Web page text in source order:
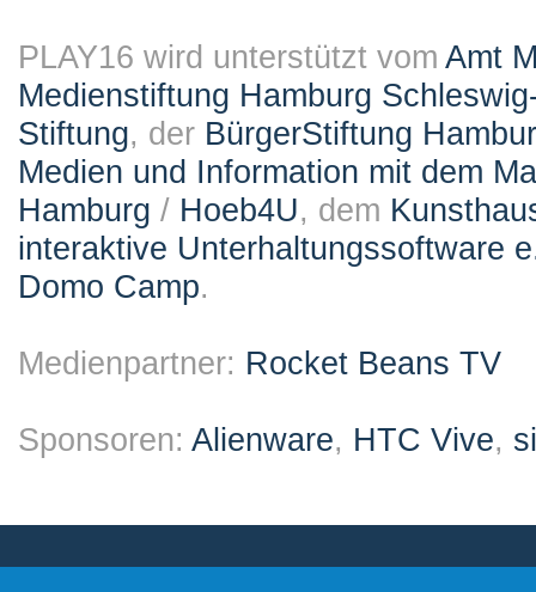
PLAY16 wird unterstützt vom Amt
Medienstiftung Hamburg
Stiftung, der BürgerStiftung
Medien und Information mit dem
Hamburg / Hoeb4U, dem
interaktive Unterhaltungssoftware
Domo Camp.
Medienpartner: Rocket Beans TV
Sponsoren: Alienware, HTC Vive,